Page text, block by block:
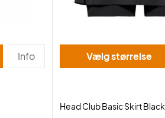
Info Vælg størrelse
Head Club Basic Skirt Black